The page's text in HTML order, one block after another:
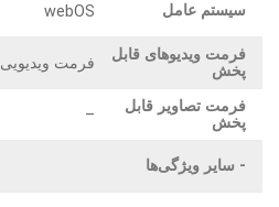
سیستم عامل webOS
فرمت ویدیوهای قابل
پخش
فرمت ویدیویی HEVC Codec
فرمت تصاویر قابل
پخش
–
- سایر ویژگی‌ها